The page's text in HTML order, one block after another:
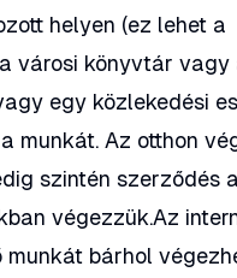
helyen (ez lehet a
városi könyvtár vagy
egy közlekedési
munkát. Az otthon
szintén szerződés
végezzük.Az
munkát bárhol